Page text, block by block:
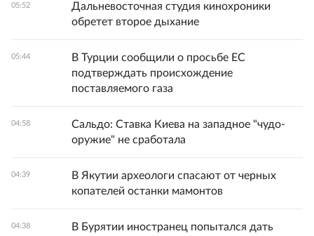
05:52
Дальневосточная студия кинохроники
обретет второе дыхание
05:44
В Турции сообщили о просьбе ЕС
подтверждать происхождение
поставляемого газа
04:58
Сальдо: Ставка Киева на западное "чудо-
оружие" не сработала
04:39
В Якутии археологи спасают от черных
копателей останки мамонтов
04:38
В Бурятии иностранец попытался дать